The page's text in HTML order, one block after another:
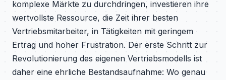
komplexe Märkte zu durchdringen, investieren ihre
wertvollste Ressource, die Zeit ihrer besten
Vertriebsmitarbeiter, in Tätigkeiten mit geringem
Ertrag und hoher Frustration. Der erste Schritt zur
Revolutionierung des eigenen Vertriebsmodells ist
daher eine ehrliche Bestandsaufnahme: Wo genau